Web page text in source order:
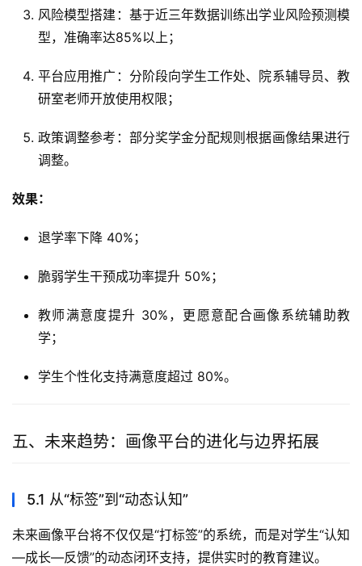
风险模型搭建：基于近三年数据训练出学业风险预测模
型，准确率达85%以上；
平台应用推广：分阶段向学生工作处、院系辅导员、教
研室老师开放使用权限；
政策调整参考：部分奖学金分配规则根据画像结果进行
调整。
效果：
退学率下降 40%；
脆弱学生干预成功率提升 50%；
教师满意度提升 30%，更愿意配合画像系统辅助教
学；
学生个性化支持满意度超过 80%。
五、未来趋势：画像平台的进化与边界拓展
5.1 从“标签”到“动态认知”
未来画像平台将不仅仅是“打标签”的系统，而是对学生“认知
—成长—反馈”的动态闭环支持，提供实时的教育建议。